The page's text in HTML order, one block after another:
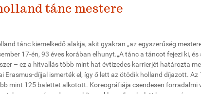
tánc mestere
tánc kiemelkedő alakja, akit gyakran „az egyszerűség
17-én, 93 éves korában elhunyt.„A tánc a táncot fejezi ki, és
– ez a hitvallás több mint hat évtizedes karrierjét határozta
Erasmus-díjjal ismerték el, így ő lett az ötödik holland díjazott. Az
mint 125 balettet alkotott. Koreográfiája csendesen forradalmi